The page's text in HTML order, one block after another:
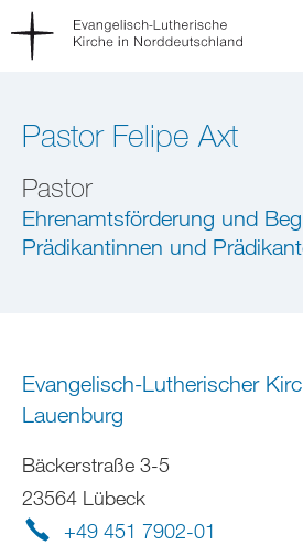
Pastor Felipe Axt
Pastor
Ehrenamtsförderung und
Prädikantinnen und
Evangelisch-Lutherischer
Lauenburg
Bäckerstraße 3-5
23564 Lübeck
+49 451 7902-01